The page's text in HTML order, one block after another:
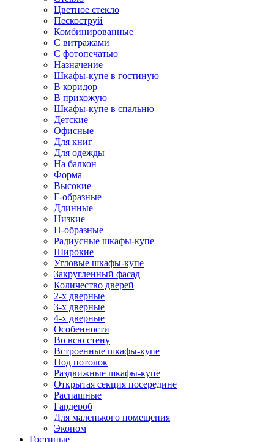
Цветное стекло
Пескоструй
Комбинированные
С витражами
С фотопечатью
Назначение
Шкафы-купе в гостиную
В коридор
В прихожую
Шкафы-купе в спальню
Детские
Офисные
Для книг
Для одежды
На балкон
Форма
Высокие
Г-образные
Длинные
Низкие
П-образные
Радиусные шкафы-купе
Широкие
Угловые шкафы-купе
Закругленный фасад
Количество дверей
2-х дверные
3-х дверные
4-х дверные
Особенности
Во всю стену
Встроенные шкафы-купе
Под потолок
Раздвижные шкафы-купе
Открытая секция посередине
Распашные
Гардероб
Для маленького помещения
Эконом
Гостиные